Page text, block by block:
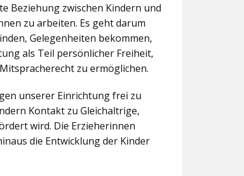
Beziehung zwischen Kindern und
zu arbeiten. Es geht darum
Gelegenheiten bekommen,
als Teil persönlicher Freiheit,
zu ermöglichen.
unserer Einrichtung frei zu
Kontakt zu Gleichaltrige,
wird. Die Erzieherinnen
die Entwicklung der Kinder